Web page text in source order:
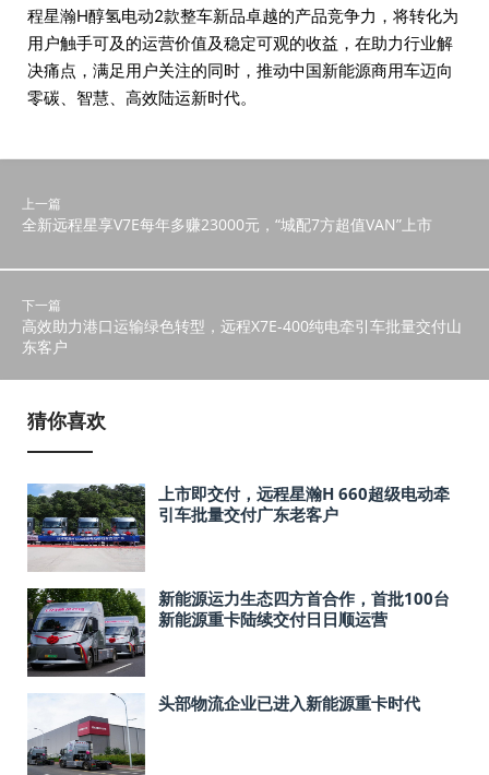
程星瀚H醇氢电动2款整车新品卓越的产品竞争力，将转化为
用户触手可及的运营价值及稳定可观的收益，在助力行业解
决痛点，满足用户关注的同时，推动中国新能源商用车迈向
零碳、智慧、高效陆运新时代。
上一篇
全新远程星享V7E每年多赚23000元，“城配7方超值VAN”上市
下一篇
高效助力港口运输绿色转型，远程X7E-400纯电牵引车批量交付山
东客户
猜你喜欢
上市即交付，远程星瀚H 660超级电动牵
引车批量交付广东老客户
新能源运力生态四方首合作，首批100台
新能源重卡陆续交付日日顺运营
头部物流企业已进入新能源重卡时代